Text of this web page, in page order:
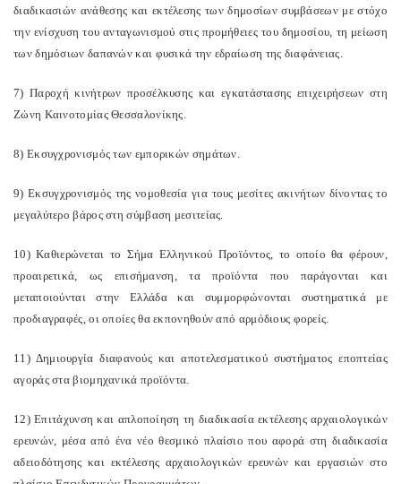
διαδικασιών ανάθεσης και εκτέλεσης των δημοσίων συμβάσεων με στόχο
την ενίσχυση του ανταγωνισμού στις προμήθειες του δημοσίου, τη μείωση
των δημόσιων δαπανών και φυσικά την εδραίωση της διαφάνειας.
7) Παροχή κινήτρων προσέλκυσης και εγκατάστασης επιχειρήσεων στη
Ζώνη Καινοτομίας Θεσσαλονίκης.
8) Εκσυγχρονισμός των εμπορικών σημάτων.
9) Εκσυγχρονισμός της νομοθεσία για τους μεσίτες ακινήτων δίνοντας το
μεγαλύτερο βάρος στη σύμβαση μεσιτείας.
10) Καθιερώνεται το Σήμα Ελληνικού Προϊόντος, το οποίο θα φέρουν,
προαιρετικά, ως επισήμανση, τα προϊόντα που παράγονται και
μεταποιούνται στην Ελλάδα και συμμορφώνονται συστηματικά με
προδιαγραφές, οι οποίες θα εκπονηθούν από αρμόδιους φορείς.
11) Δημιουργία διαφανούς και αποτελεσματικού συστήματος εποπτείας
αγοράς στα βιομηχανικά προϊόντα.
12) Επιτάχυνση και απλοποίηση τη διαδικασία εκτέλεσης αρχαιολογικών
ερευνών, μέσα από ένα νέο θεσμικό πλαίσιο που αφορά στη διαδικασία
αδειοδότησης και εκτέλεσης αρχαιολογικών ερευνών και εργασιών στο